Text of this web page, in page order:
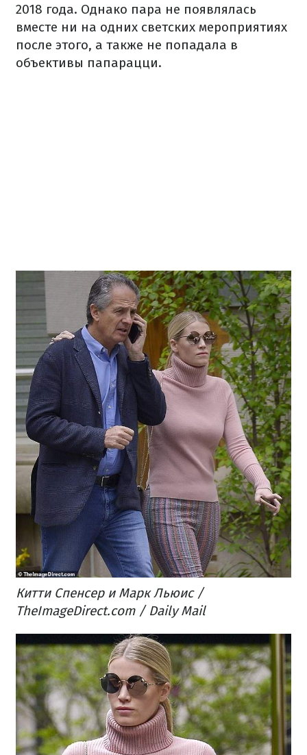
2018 года. Однако пара не появлялась
вместе ни на одних светских мероприятиях
после этого, а также не попадала в
объективы папарацци.
Китти Спенсер и Марк Льюис​ /
TheImageDirect.com / Daily Mail